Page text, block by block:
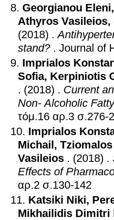
Georgianou Eleni
Athyros Vasileios,
(2018) .
stand? . Journal of
Imprialos
Sofia, Kerpiniotis
. (2018) . Current
Non- Alcoholic
τόμ.16 αρ.3
Imprialos
Michail ,
Vasileios . (2018) .
Effects of
αρ.2 σ.130-142
Katsiki Niki,
Mikhailidis Dimitri